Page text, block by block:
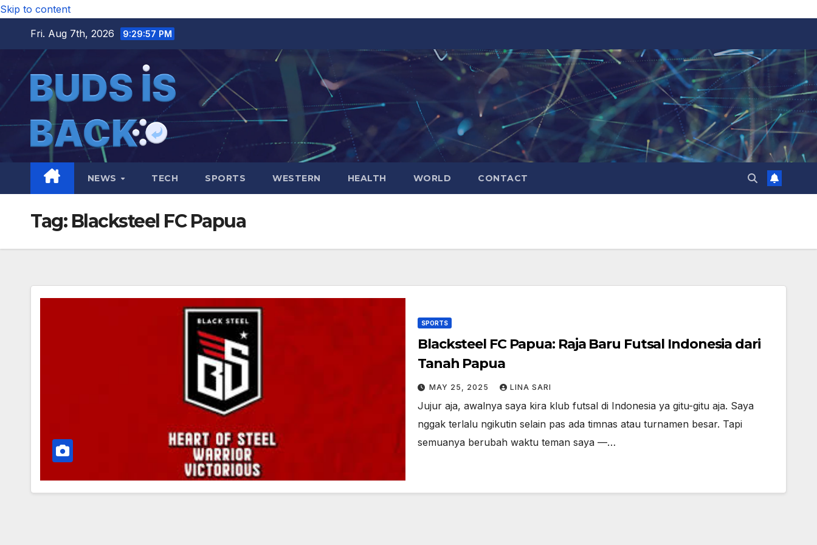
Skip to content
Fri. Aug 7th, 2026
9:29:58 PM
NEWS TECH SPORTS WESTERN HEALTH WORLD CONTACT
Tag: Blacksteel FC Papua
SPORTS
Blacksteel FC Papua: Raja Baru Futsal Indonesia dari
Tanah Papua
MAY 25, 2025 LINA SARI
Jujur aja, awalnya saya kira klub futsal di Indonesia ya gitu-gitu aja. Saya
nggak terlalu ngikutin selain pas ada timnas atau turnamen besar. Tapi
semuanya berubah waktu teman saya —…